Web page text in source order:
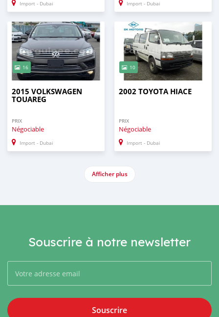
Import - Dubai Import - Dubai
16
2015 VOLKSWAGEN
TOUAREG
PRIX
Négociable
Import - Dubai
10
2002 TOYOTA HIACE
PRIX
Négociable
Import - Dubai
Afficher plus
Souscrire à notre newsletter
Souscrire